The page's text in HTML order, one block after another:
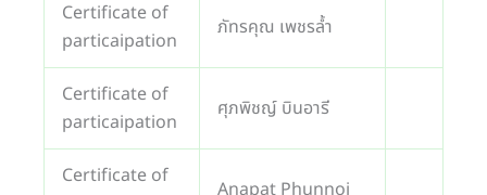
Certificate of
particaipation
ภัทรคุณ เพชรล้ำ
Certificate of
particaipation
ศุภพิชญ์ บินอารี
Certificate of
Anapat Phunnoi